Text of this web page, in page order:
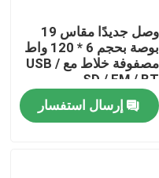
وصل جديدًا مقاس 19
بوصة بحجم 6 * 120 واط
مصفوفة خلاط مع USB /
SD / FM / BT
إرسال استفسار